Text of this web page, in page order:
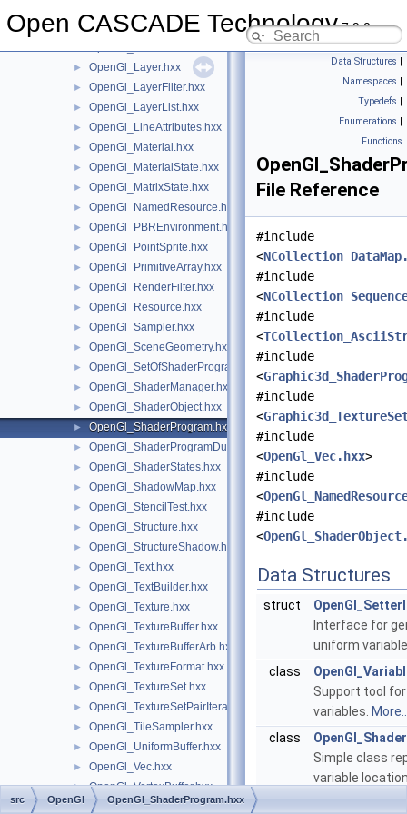
Open CASCADE Technology7.9.0
► OpenGl_HaltonSampler.hxx
► OpenGl_Layer.hxx
► OpenGl_LayerFilter.hxx
► OpenGl_LayerList.hxx
► OpenGl_LineAttributes.hxx
► OpenGl_Material.hxx
► OpenGl_MaterialState.hxx
► OpenGl_MatrixState.hxx
► OpenGl_NamedResource.hxx
► OpenGl_PBREnvironment.hxx
► OpenGl_PointSprite.hxx
► OpenGl_PrimitiveArray.hxx
► OpenGl_RenderFilter.hxx
► OpenGl_Resource.hxx
► OpenGl_Sampler.hxx
► OpenGl_SceneGeometry.hxx
► OpenGl_SetOfShaderPrograms.hxx
► OpenGl_ShaderManager.hxx
► OpenGl_ShaderObject.hxx
► OpenGl_ShaderProgram.hxx
► OpenGl_ShaderProgramDumpLevel.hxx
► OpenGl_ShaderStates.hxx
► OpenGl_ShadowMap.hxx
► OpenGl_StencilTest.hxx
► OpenGl_Structure.hxx
► OpenGl_StructureShadow.hxx
► OpenGl_Text.hxx
► OpenGl_TextBuilder.hxx
► OpenGl_Texture.hxx
► OpenGl_TextureBuffer.hxx
► OpenGl_TextureBufferArb.hxx
► OpenGl_TextureFormat.hxx
► OpenGl_TextureSet.hxx
► OpenGl_TextureSetPairIterator.hxx
► OpenGl_TileSampler.hxx
► OpenGl_UniformBuffer.hxx
► OpenGl_Vec.hxx
► OpenGl_VertexBuffer.hxx
► OpenGl_VertexBufferCompat.hxx
Data Structures |
Namespaces |
Typedefs |
Enumerations |
Functions
File Reference
#include
<
#include
<
#include
<
#include
<
#include
<
#include
<OpenGl_Vec.hxx>
#include
<
#include
<
Data Structures
struct
Interface for
uniform
class
Support tool
variables.
class
Simple class
variable
src OpenGl OpenGl_ShaderProgram.hxx